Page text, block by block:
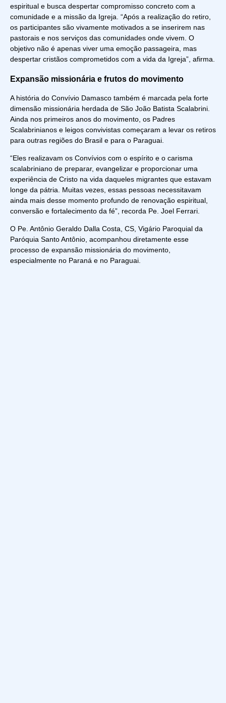
espiritual e busca despertar compromisso concreto com a
comunidade e a missão da Igreja. “Após a realização do retiro,
os participantes são vivamente motivados a se inserirem nas
pastorais e nos serviços das comunidades onde vivem. O
objetivo não é apenas viver uma emoção passageira, mas
despertar cristãos comprometidos com a vida da Igreja”, afirma.
Expansão missionária e frutos do movimento
A história do Convívio Damasco também é marcada pela forte
dimensão missionária herdada de São João Batista Scalabrini.
Ainda nos primeiros anos do movimento, os Padres
Scalabrinianos e leigos convivistas começaram a levar os retiros
para outras regiões do Brasil e para o Paraguai.
“Eles realizavam os Convívios com o espírito e o carisma
scalabriniano de preparar, evangelizar e proporcionar uma
experiência de Cristo na vida daqueles migrantes que estavam
longe da pátria. Muitas vezes, essas pessoas necessitavam
ainda mais desse momento profundo de renovação espiritual,
conversão e fortalecimento da fé”, recorda Pe. Joel Ferrari.
O Pe. Antônio Geraldo Dalla Costa, CS, Vigário Paroquial da
Paróquia Santo Antônio, acompanhou diretamente esse
processo de expansão missionária do movimento,
especialmente no Paraná e no Paraguai.